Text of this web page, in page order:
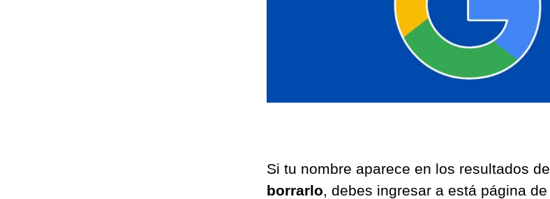
Si tu nombre aparece en los resultados de
borrarlo , debes ingresar a está página de